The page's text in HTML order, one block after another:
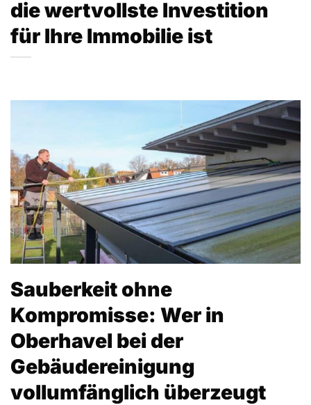
die wertvollste Investition
für Ihre Immobilie ist
Sauberkeit ohne
Kompromisse: Wer in
Oberhavel bei der
Gebäudereinigung
vollumfänglich überzeugt